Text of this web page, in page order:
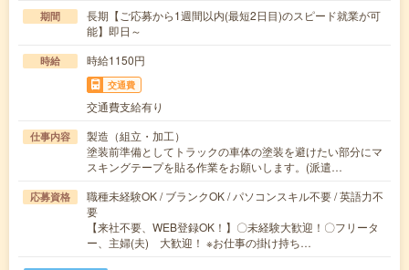
期間
長期【ご応募から1週間以内(最短2日目)のスピード就業が可
能】即日～
時給 時給1150円
交通費
交通費支給有り
仕事内容
製造（組立・加工）
塗装前準備としてトラックの車体の塗装を避けたい部分にマ
スキングテープを貼る作業をお願いします。(派遣…
応募資格
職種未経験OK / ブランクOK / パソコンスキル不要 / 英語力不
要
【来社不要、WEB登録OK！】〇未経験大歓迎！〇フリータ
ー、主婦(夫) 大歓迎！ ※お仕事の掛け持ち…